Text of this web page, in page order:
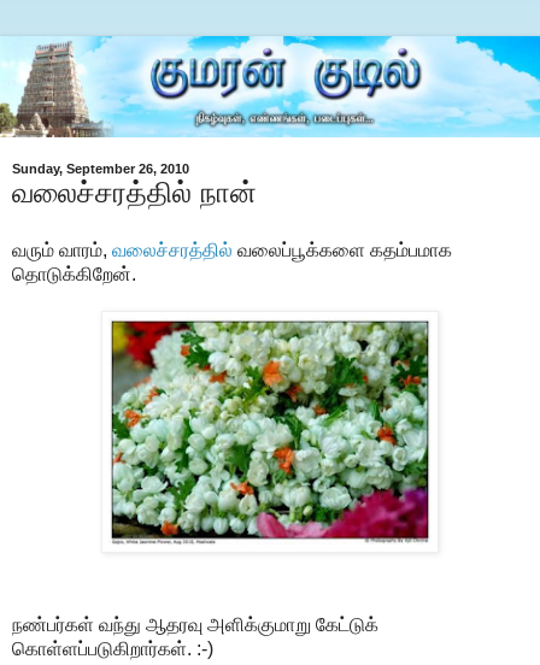
Sunday, September 26, 2010
வலைச்சரத்தில் நான்
வரும் வாரம், வலைச்சரத்தில் வலைப்பூக்களை கதம்பமாக
தொடுக்கிறேன்.
நண்பர்கள் வந்து ஆதரவு அளிக்குமாறு கேட்டுக்
கொள்ளப்படுகிறார்கள். :-)